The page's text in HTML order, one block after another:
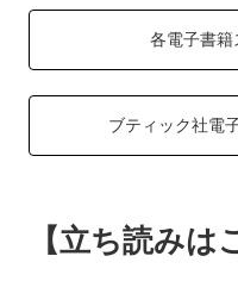
各電子書籍
ブティック社電
【立ち読みは